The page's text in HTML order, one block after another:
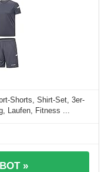
Shorts, Shirt-Set, 3er-
Laufen, Fitness ...
»